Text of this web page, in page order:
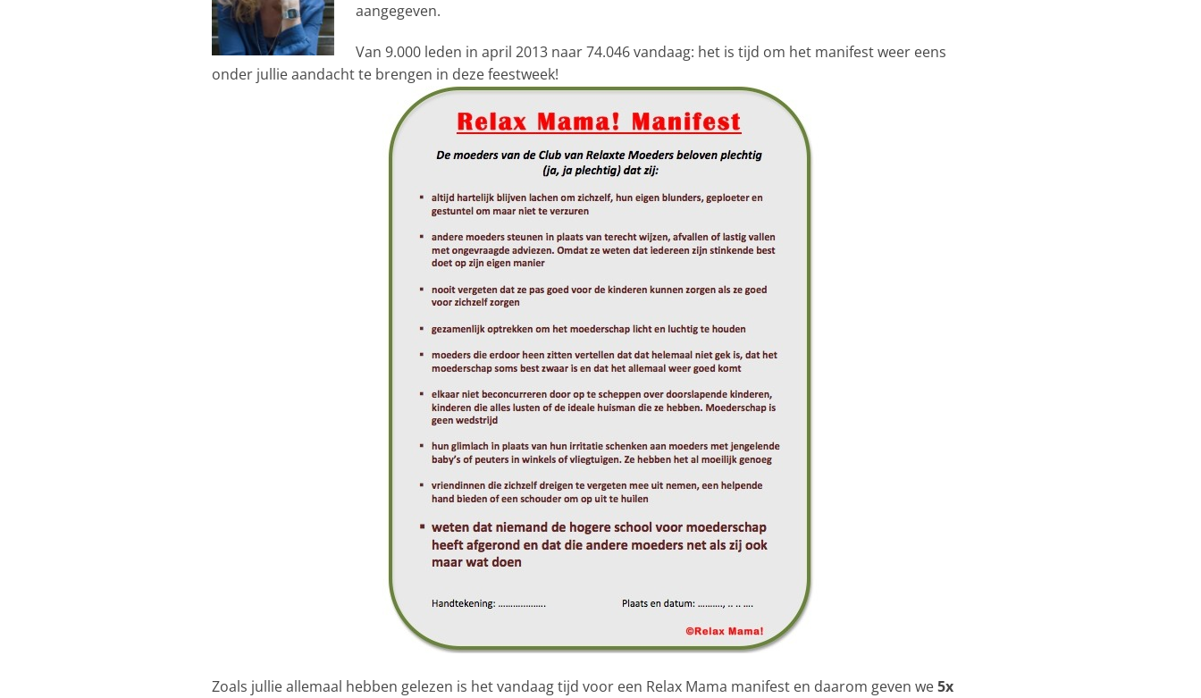
aangegeven.
Van 9.000 leden in april 2013 naar 74.046 vandaag: het is tijd om het manifest weer eens
onder jullie aandacht te brengen in deze feestweek!
Zoals jullie allemaal hebben gelezen is het vandaag tijd voor een Relax Mama manifest en daarom geven we5x